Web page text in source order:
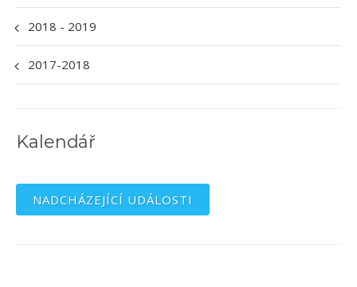
2018 - 2019
2017-2018
Kalendář
NADCHÁZEJÍCÍ UDÁLOSTI